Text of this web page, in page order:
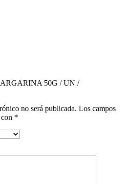
50G / UN /
no será publicada. Los campos
*